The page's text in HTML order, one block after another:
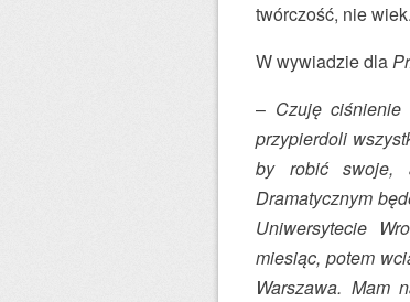
twórczość, nie wiek.
W wywiadzie dla
– Czuję ciśnienie
przypierdoli
by robić swoje,
Dramatycznym
Uniwersytecie
miesiąc, potem
Warszawa. Mam